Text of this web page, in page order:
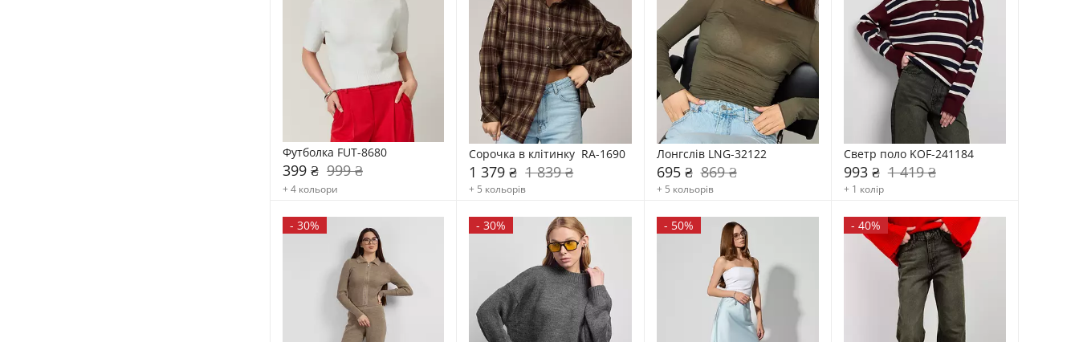
Футболка FUT-8680
399 ₴ 999 ₴
+ 4 кольори
Сорочка в клітинку  RA-1690
1 379 ₴ 1 839 ₴
+ 5 кольорів
Лонгслів LNG-32122
695 ₴ 869 ₴
+ 5 кольорів
Светр поло KOF-241184
993 ₴ 1 419 ₴
+ 1 колір
- 30% -30% - 50% - 40%